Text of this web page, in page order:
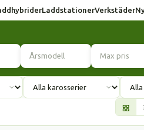
LaddstationerVerkstäder